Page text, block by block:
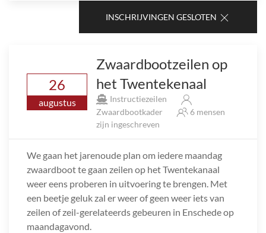
INSCHRIJVINGEN GESLOTEN
26
augustus
Zwaardbootzeilen op
het Twentekenaal
Instructiezeilen
Zwaardbootkader
6 mensen
zijn ingeschreven
We gaan het jarenoude plan om iedere maandag
zwaardboot te gaan zeilen op het Twentekanaal
weer eens proberen in uitvoering te brengen. Met
een beetje geluk zal er weer of geen weer iets van
zeilen of zeil-gerelateerds gebeuren in Enschede op
maandagavond.